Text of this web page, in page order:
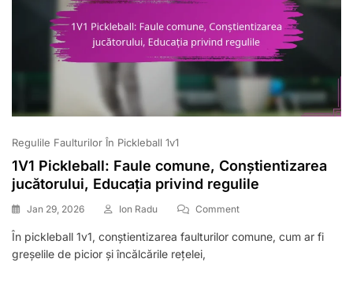
Regulile Faulturilor În Pickleball 1v1
1V1 Pickleball: Faule comune, Conștientizarea
jucătorului, Educația privind regulile
Jan 29, 2026 Ion Radu CommentOn
Pickleball:
În pickleball 1v1, conștientizarea faulturilor comune, cum ar fi
greșelile de picior și încălcările rețelei,